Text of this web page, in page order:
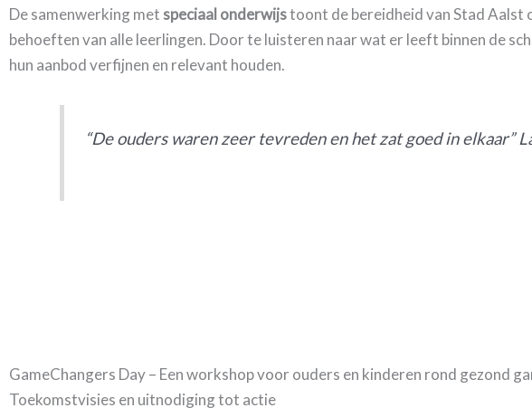
De samenwerking met speciaal onderwijstoont de bereidheid van Stad Aalst
behoeften van alle leerlingen. Door te luisteren naar wat er leeft binnen de
hun aanbod verfijnen en relevant houden.
“De ouders waren zeer tevreden en het zat goed in elkaar”
GameChangers Day – Een workshop voor ouders en kinderen rond gezond
Toekomstvisies en uitnodiging tot actie